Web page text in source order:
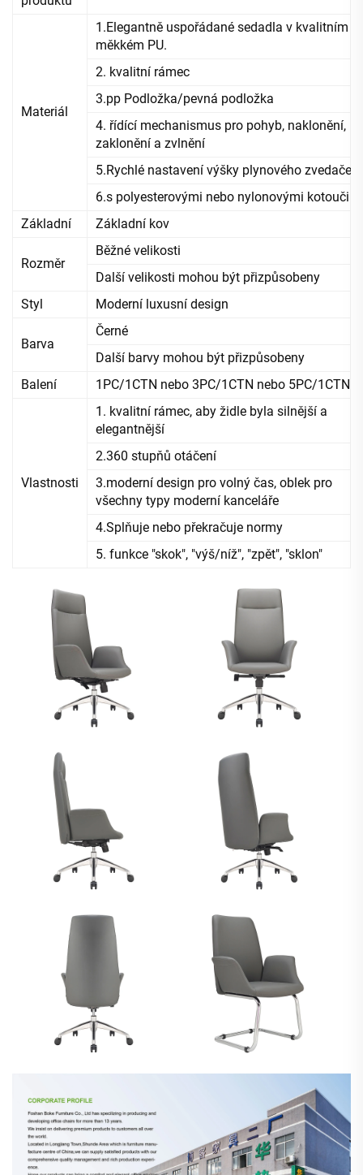
Materiál
1.Elegantně uspořádané sedadla v kvalitním
měkkém PU.
2. kvalitní rámec
3.pp Podložka/pevná podložka
4. řídící mechanismus pro pohyb, naklonění,
zaklonění a zvlnění
5.Rychlé nastavení výšky plynového zvedače
6.s polyesterovými nebo nylonovými kotouči
Základní
Základní kov
Rozměr
Běžné velikosti
Další velikosti mohou být přizpůsobeny
Styl
Moderní luxusní design
Barva
Černé
Další barvy mohou být přizpůsobeny
Balení
1PC/1CTN nebo 3PC/1CTN nebo 5PC/1CTN
Vlastnosti
1. kvalitní rámec, aby židle byla silnější a
elegantnější
2.360 stupňů otáčení
3.moderní design pro volný čas, oblek pro
všechny typy moderní kanceláře
4.Splňuje nebo překračuje normy
5. funkce "skok", "výš/níž", "zpět", "sklon"